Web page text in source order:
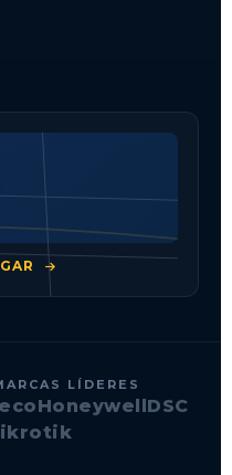
LÍDERES
HoneywellDSC